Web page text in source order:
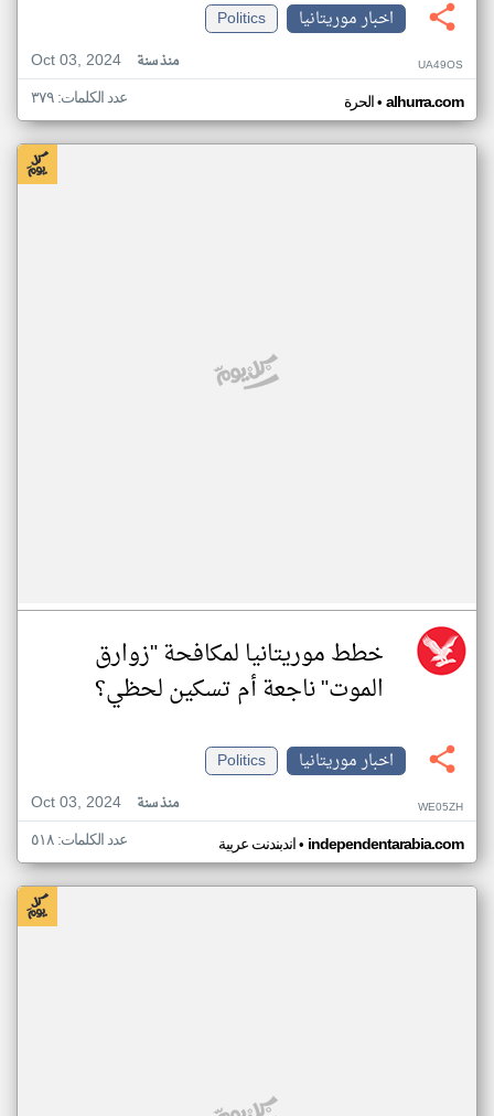
اخبار موريتانيا
Politics
Oct 03, 2024
منذ سنة UA49OS
الحرة• alhurra.com عدد الكلمات: ٣٧٩
خطط موريتانيا لمكافحة "زوارق
الموت" ناجعة أم تسكين لحظي؟
اخبار موريتانيا
Politics
Oct 03, 2024
منذ سنة WE05ZH
اندبندنت عربية• independentarabia.com عدد الكلمات: ٥١٨